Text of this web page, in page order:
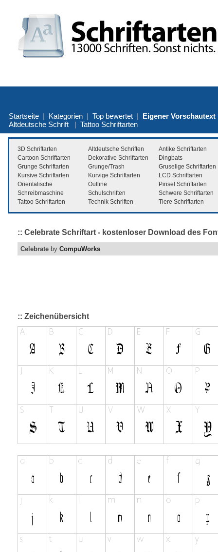
Startseite | Kategorien | Top bewertet | Eigener Vorschautext
Altdeutsche Schrift | Tattoo Schriftarten
3D Schriftarten Altdeutsche Schriften
Antike Schriftarten
Cartoon Schriftarten
Dekorative Schriftarten
Dingbats
Grunge Schriftarten
Grunge/Trash
Gruselige Schriftarten
Kursive Schriftarten
Kurvige Schriftarten
LCD Schriftarten
Orientalische
Outline
Pinsel Schriftarten
Schreibmaschine
Schulschriften
Schwere Schriftarten
Tattoo Schriftarten
Technik Schriften Tiere Schriftarten
:: Celebrate Schriftart - kostenloser Download des
Celebrate by CompuWorks
:: Zeichenübersicht